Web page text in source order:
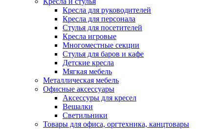
Кресла для руководителей
Кресла для персонала
Стулья для посетителей
Кресла игровые
Многоместные секции
Стулья для баров и кафе
Детские кресла
Мягкая мебель
Металлическая мебель
Офисные аксессуары
Аксессуры для кресел
Вешалки
Светильники
Товары для офиса, оргтехника, канцтовары